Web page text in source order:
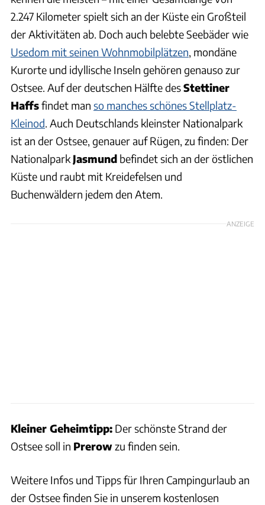
2.247 Kilometer spielt sich an der Küste ein Großteil
der Aktivitäten ab. Doch auch belebte Seebäder wie
Usedom mit seinen Wohnmobilplätzen, mondäne
Kurorte und idyllische Inseln gehören genauso zur
Ostsee. Auf der deutschen Hälfte desStettiner
Haffsfindet man so manches schönes Stellplatz-
Kleinod. Auch Deutschlands kleinster Nationalpark
ist an der Ostsee, genauer auf Rügen, zu finden: Der
Nationalpark Jasmund befindet sich an der östlichen
Küste und raubt mit Kreidefelsen und
Buchenwäldern jedem den Atem.
ANZEIGE
Kleiner Geheimtipp: Der schönste Strand der
Ostsee soll in Prerowzu finden sein.
Weitere Infos und Tipps für Ihren Campingurlaub an
der Ostsee finden Sie in unserem kostenlosen